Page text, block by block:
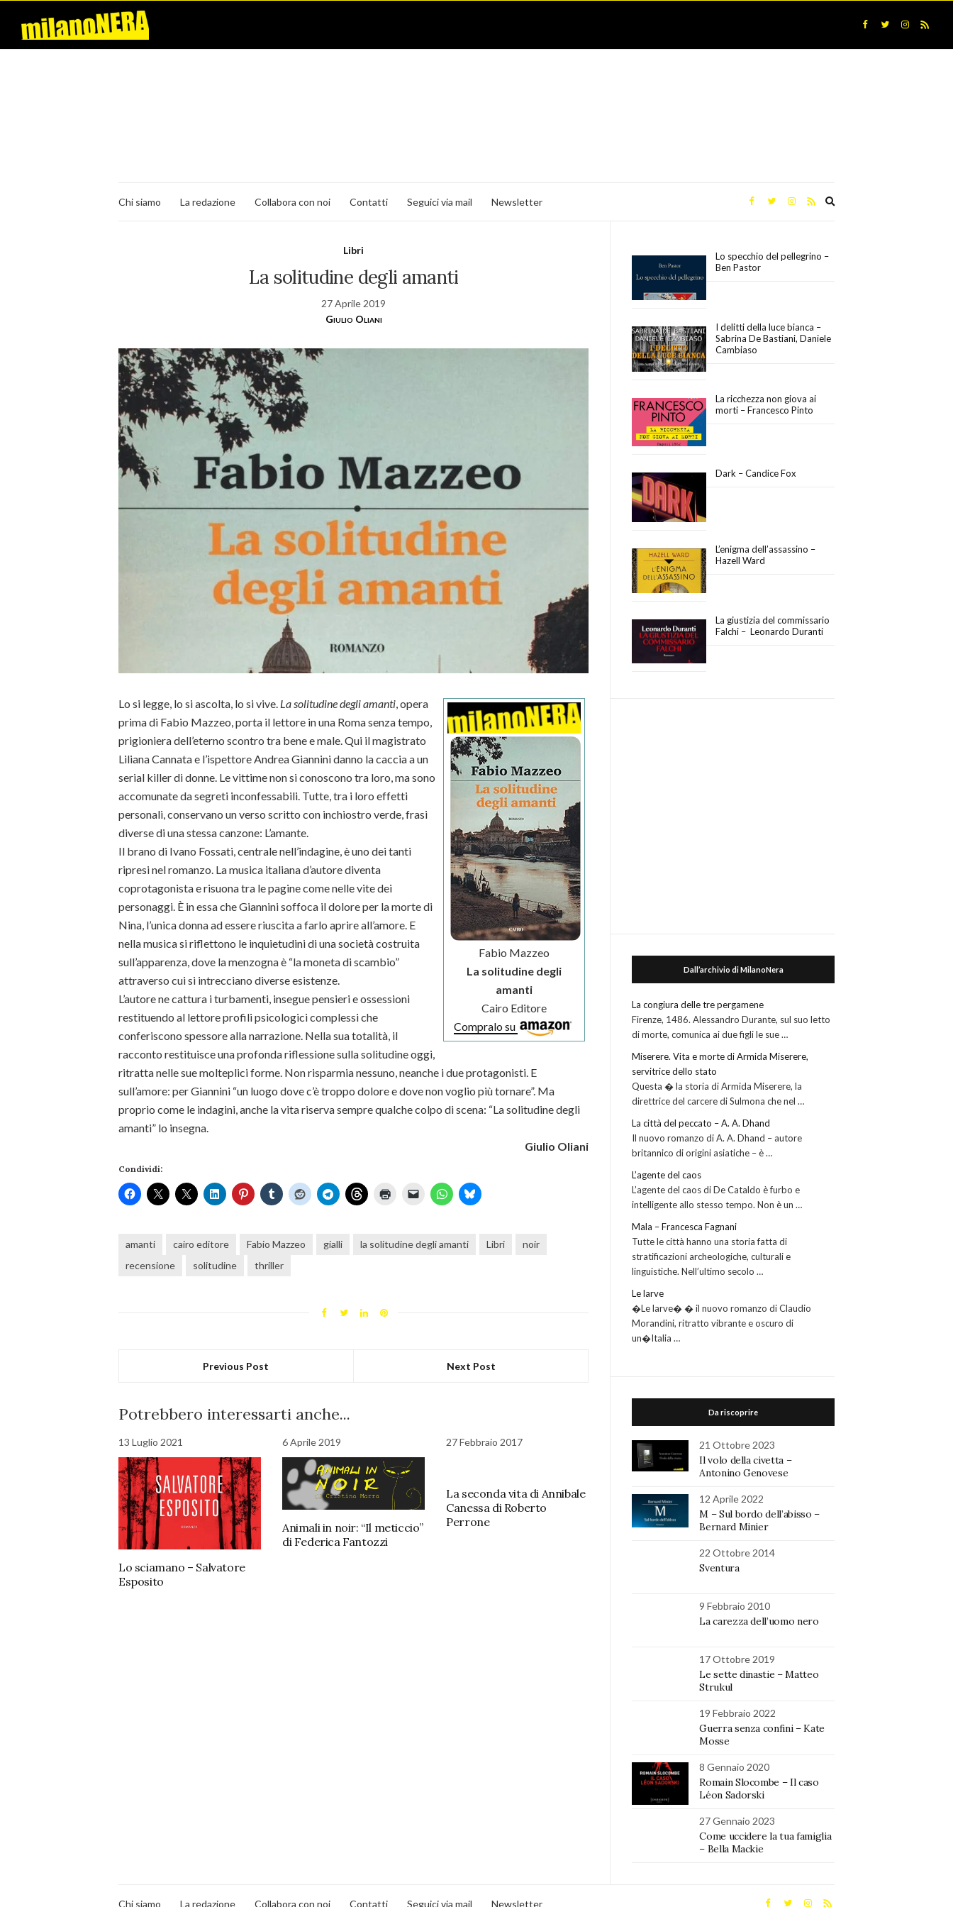
Chi siamo La redazione Collabora con noi Contatti Seguici via mail Newsletter
Libri
La solitudine degli amanti
27 Aprile 2019
Giulio Oliani
Fabio Mazzeo
La solitudine degli
amanti
Cairo Editore
Compralo su
Lo si legge, lo si ascolta, lo si vive. La solitudine degli amanti , opera
prima di Fabio Mazzeo, porta il lettore in una Roma senza tempo,
prigioniera dell’eterno scontro tra bene e male. Qui il magistrato
Liliana Cannata e l’ispettore Andrea Giannini danno la caccia a un
serial killer di donne. Le vittime non si conoscono tra loro, ma sono
accomunate da segreti inconfessabili. Tutte, tra i loro effetti
personali, conservano un verso scritto con inchiostro verde, frasi
diverse di una stessa canzone: L’amante.
Il brano di Ivano Fossati, centrale nell’indagine, è uno dei tanti
ripresi nel romanzo. La musica italiana d’autore diventa
coprotagonista e risuona tra le pagine come nelle vite dei
personaggi. È in essa che Giannini soffoca il dolore per la morte di
Nina, l’unica donna ad essere riuscita a farlo aprire all’amore. E
nella musica si riflettono le inquietudini di una società costruita
sull’apparenza, dove la menzogna è “la moneta di scambio”
attraverso cui si intrecciano diverse esistenze.
L’autore ne cattura i turbamenti, insegue pensieri e ossessioni
restituendo al lettore profili psicologici complessi che
conferiscono spessore alla narrazione. Nella sua totalità, il
racconto restituisce una profonda riflessione sulla solitudine oggi,
ritratta nelle sue molteplici forme. Non risparmia nessuno, neanche i due protagonisti. E
sull’amore: per Giannini “un luogo dove c’è troppo dolore e dove non voglio più tornare”. Ma
proprio come le indagini, anche la vita riserva sempre qualche colpo di scena: “La solitudine degli
amanti” lo insegna.
Giulio Oliani
Condividi:
amanti cairo editore Fabio Mazzeo gialli la solitudine degli amanti Libri
noir
recensione
solitudine thriller
Previous Post Next Post
Potrebbero interessarti anche...
13 Luglio 2021
Lo sciamano – Salvatore
Esposito
6 Aprile 2019
Animali in noir: “Il meticcio”
di Federica Fantozzi
27 Febbraio 2017
La seconda vita di Annibale
Canessa di Roberto
Perrone
Lo specchio del pellegrino –
Ben Pastor
I delitti della luce bianca –
Sabrina De Bastiani, Daniele
Cambiaso
La ricchezza non giova ai
morti – Francesco Pinto
Dark – Candice Fox
L’enigma dell’assassino –
Hazell Ward
La giustizia del commissario
Falchi – Leonardo Duranti
Dall’archivio di MilanoNera
La congiura delle tre pergamene
Firenze, 1486. Alessandro Durante, sul suo letto
di morte, comunica ai due figli le sue …
Miserere. Vita e morte di Armida Miserere,
servitrice dello stato
Questa � la storia di Armida Miserere, la
direttrice del carcere di Sulmona che nel …
La città del peccato – A. A. Dhand
Il nuovo romanzo di A. A. Dhand – autore
britannico di origini asiatiche – è …
L’agente del caos
L’agente del caos di De Cataldo è furbo e
intelligente allo stesso tempo. Non è un …
Mala – Francesca Fagnani
Tutte le città hanno una storia fatta di
stratificazioni archeologiche, culturali e
linguistiche. Nell’ultimo secolo …
Le larve
�Le larve� � il nuovo romanzo di Claudio
Morandini, ritratto vibrante e oscuro di
un�Italia …
Da riscoprire
21 Ottobre 2023
Il volo della civetta –
Antonino Genovese
12 Aprile 2022
M – Sul bordo dell’abisso –
Bernard Minier
22 Ottobre 2014
Sventura
9 Febbraio 2010
La carezza dell’uomo nero
17 Ottobre 2019
Le sette dinastie – Matteo
Strukul
19 Febbraio 2022
Guerra senza confini – Kate
Mosse
8 Gennaio 2020
Romain Slocombe – Il caso
Léon Sadorski
27 Gennaio 2023
Come uccidere la tua famiglia
– Bella Mackie
Chi siamo La redazione Collabora con noi Contatti Seguici via mail Newsletter